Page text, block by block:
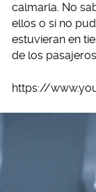
calmarla. No
ellos o si no
estuvieran en
de los
https://